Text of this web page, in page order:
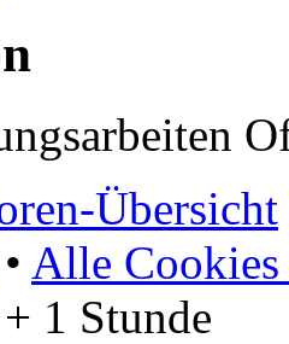
Übersicht
• Alle Cookies
1 Stunde